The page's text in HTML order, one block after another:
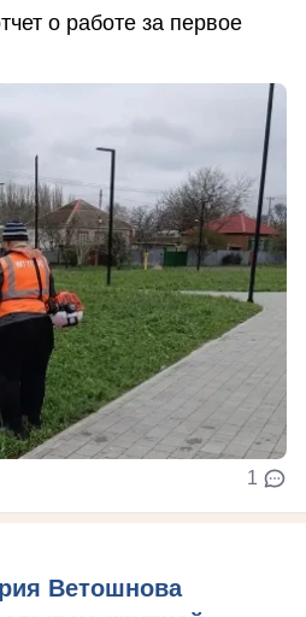
о работе за первое
1
Ветошнова